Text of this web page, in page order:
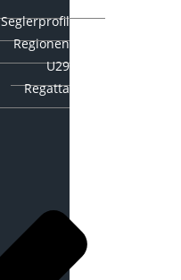
Seglerprofil
Regionen
U29
Regatta